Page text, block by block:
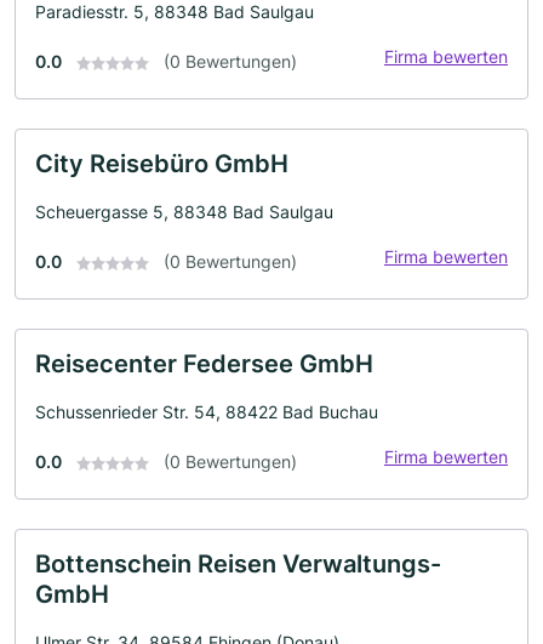
Paradiesstr. 5, 88348 Bad Saulgau
0.0 (0 Bewertungen) Firma bewerten
City Reisebüro GmbH
Scheuergasse 5, 88348 Bad Saulgau
0.0 (0 Bewertungen) Firma bewerten
Reisecenter Federsee GmbH
Schussenrieder Str. 54, 88422 Bad Buchau
0.0 (0 Bewertungen) Firma bewerten
Bottenschein Reisen Verwaltungs-
GmbH